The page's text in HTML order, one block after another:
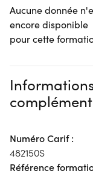
Aucune donnée
encore disponible
pour cette
Numéro Carif :
482150S
Référence